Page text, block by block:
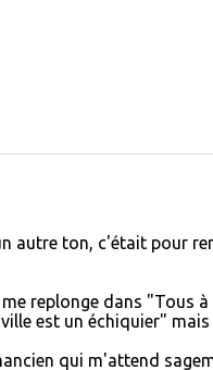
autre ton, c'était pour
replonge dans "Tous
est un échiquier"
qui m'attend